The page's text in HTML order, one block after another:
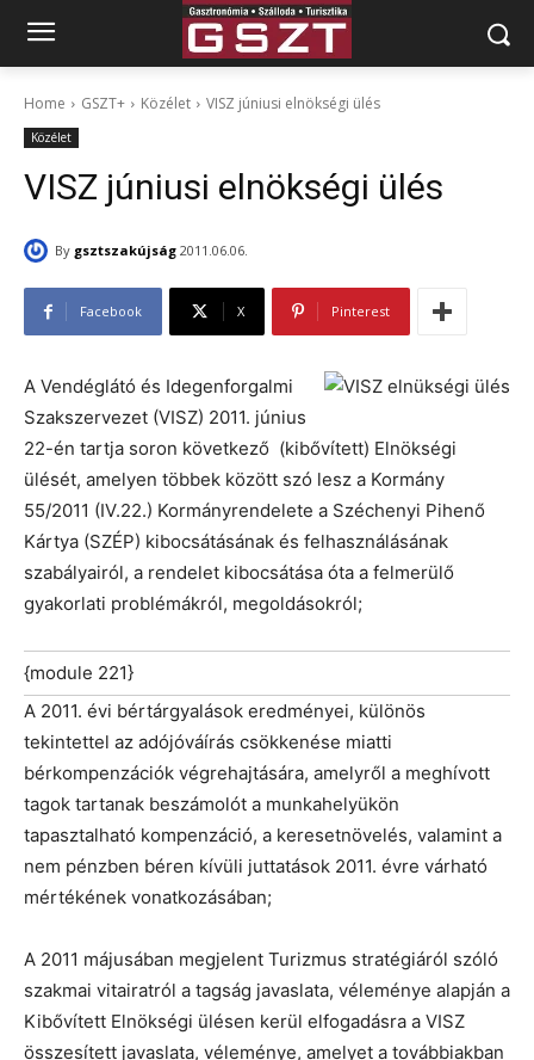
Home GSZT+ Közélet VISZ júniusi elnökségi ülés
Közélet
VISZ júniusi elnökségi ülés
By gsztszakújság 2011.06.06.
Facebook X Pinterest
A Vendéglátó és Idegenforgalmi
Szakszervezet (VISZ) 2011. június
22-én tartja soron következő (kibővített) Elnökségi
ülését, amelyen többek között szó lesz a Kormány
55/2011 (IV.22.) Kormányrendelete a Széchenyi Pihenő
Kártya (SZÉP) kibocsátásának és felhasználásának
szabályairól, a rendelet kibocsátása óta a felmerülő
gyakorlati problémákról, megoldásokról;
{module 221}
A 2011. évi bértárgyalások eredményei, különös
tekintettel az adójóváírás csökkenése miatti
bérkompenzációk végrehajtására, amelyről a meghívott
tagok tartanak beszámolót a munkahelyükön
tapasztalható kompenzáció, a keresetnövelés, valamint a
nem pénzben béren kívüli juttatások 2011. évre várható
mértékének vonatkozásában;
A 2011 májusában megjelent Turizmus stratégiáról szóló
szakmai vitairatról a tagság javaslata, véleménye alapján a
Kibővített Elnökségi ülésen kerül elfogadásra a VISZ
összesített javaslata, véleménye, amelyet a továbbiakban